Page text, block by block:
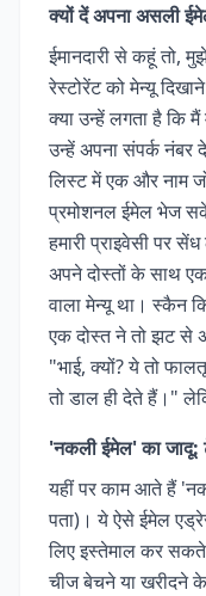
क्यों दें अपना असली
ईमानदारी से कहूं तो,
रेस्टोरेंट को मेन्यू
क्या उन्हें लगता है कि
उन्हें अपना संपर्क नंबर
लिस्ट में एक और नाम
प्रमोशनल ईमेल भेज
हमारी प्राइवेसी पर
अपने दोस्तों के साथ
वाला मेन्यू था। स्कैन
एक दोस्त ने तो झट से
"भाई, क्यों? ये तो
तो डाल ही देते हैं।"
'नकली ईमेल' का जादू:
यहीं पर काम आते हैं
पता)। ये ऐसे ईमेल
लिए इस्तेमाल कर
चीज बेचने या खरीदने